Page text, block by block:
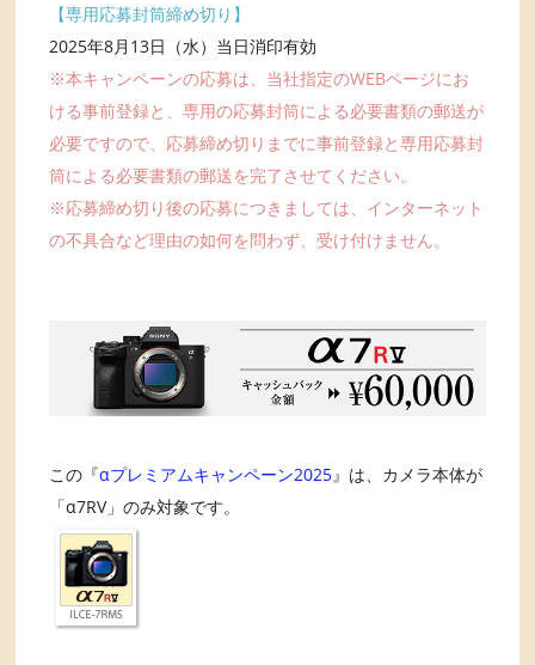
【専用応募封筒締め切り】
2025年8月13日（水）当日消印有効
※本キャンペーンの応募は、当社指定のWEBページにお
ける事前登録と、専用の応募封筒による必要書類の郵送が
必要ですので、応募締め切りまでに事前登録と専用応募封
筒による必要書類の郵送を完了させてください。
※応募締め切り後の応募につきましては、インターネット
の不具合など理由の如何を問わず、受け付けません。
この『αプレミアムキャンペーン2025』は、カメラ本体が
「α7RV」のみ対象です。